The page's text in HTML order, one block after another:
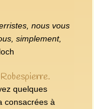
nous vous
simplement,
quelques
consacrées à